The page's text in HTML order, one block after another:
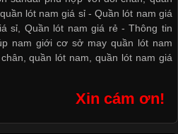
lót nam giá sỉ -Quần lót nam giá
sỉ Quần lót nam giá rẻ -Thông tin
nam giới cơ sở may quần lót nam
,quần lót nam ,quần lót nam giá
Xin cám ơn!